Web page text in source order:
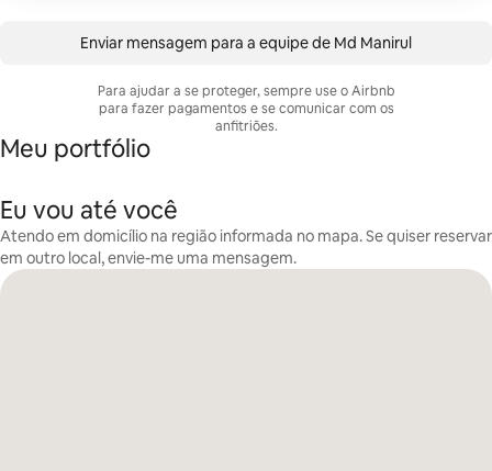
Enviar mensagem para a equipe de Md Manirul
Para ajudar a se proteger, sempre use o Airbnb
para fazer pagamentos e se comunicar com os
anfitriões.
Meu portfólio
Eu vou até você
Atendo em domicílio na região informada no mapa. Se quiser reservar
em outro local, envie-me uma mensagem.